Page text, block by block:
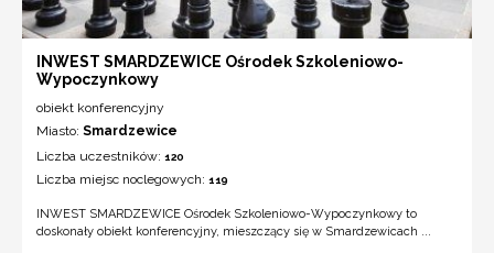
INWEST SMARDZEWICE Ośrodek Szkoleniowo-
Wypoczynkowy
obiekt konferencyjny
Miasto: Smardzewice
Liczba uczestników: 120
Liczba miejsc noclegowych: 119
INWEST SMARDZEWICE Ośrodek Szkoleniowo-Wypoczynkowy to
doskonały obiekt konferencyjny, mieszczący się w Smardzewicach ...